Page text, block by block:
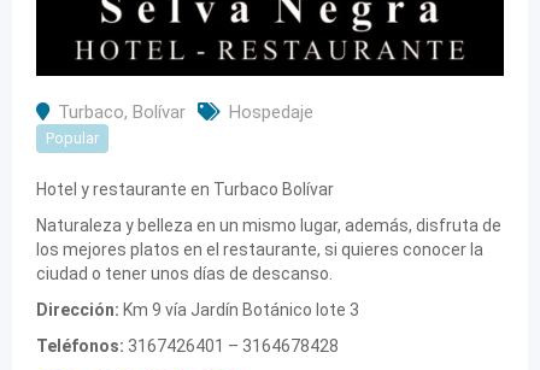
Turbaco, Bolívar Hospedaje
Popular
Hotel y restaurante en Turbaco Bolívar
Naturaleza y belleza en un mismo lugar, además, disfruta de
los mejores platos en el restaurante, si quieres conocer la
ciudad o tener unos días de descanso.
Dirección: Km 9 vía Jardín Botánico lote 3
Teléfonos: 3167426401 – 3164678428